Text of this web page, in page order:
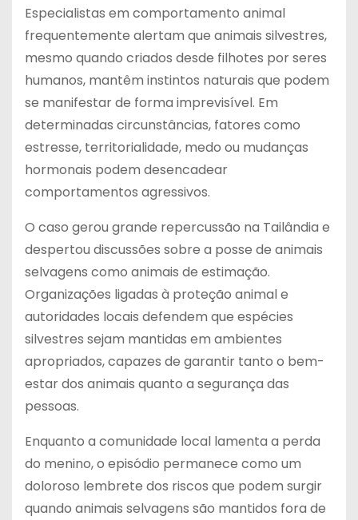
Especialistas em comportamento animal
frequentemente alertam que animais silvestres,
mesmo quando criados desde filhotes por seres
humanos, mantêm instintos naturais que podem
se manifestar de forma imprevisível. Em
determinadas circunstâncias, fatores como
estresse, territorialidade, medo ou mudanças
hormonais podem desencadear
comportamentos agressivos.
O caso gerou grande repercussão na Tailândia e
despertou discussões sobre a posse de animais
selvagens como animais de estimação.
Organizações ligadas à proteção animal e
autoridades locais defendem que espécies
silvestres sejam mantidas em ambientes
apropriados, capazes de garantir tanto o bem-
estar dos animais quanto a segurança das
pessoas.
Enquanto a comunidade local lamenta a perda
do menino, o episódio permanece como um
doloroso lembrete dos riscos que podem surgir
quando animais selvagens são mantidos fora de